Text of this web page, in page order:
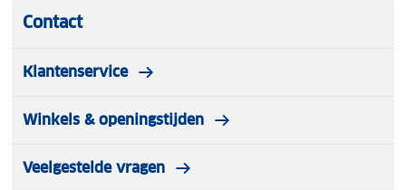
Contact
Klantenservice
Winkels & openingstijden
Veelgestelde vragen